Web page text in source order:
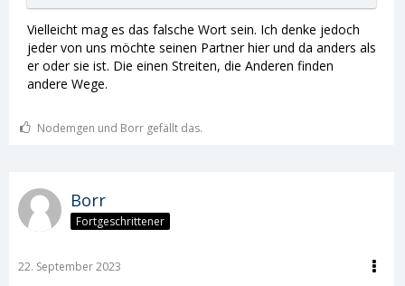
Vielleicht mag es das falsche Wort sein. Ich denke jedoch
jeder von uns möchte seinen Partner hier und da anders als
er oder sie ist. Die einen Streiten, die Anderen finden
andere Wege.
Nodemgen und Borr gefällt das.
Borr
Fortgeschrittener
22. September 2023